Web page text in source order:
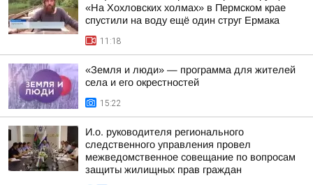
«На Хохловских холмах» в Пермском крае
спустили на воду ещё один струг Ермака
11:18
«Земля и люди» — программа для жителей
села и его окрестностей
15:22
И.о. руководителя регионального
следственного управления провел
межведомственное совещание по вопросам
защиты жилищных прав граждан